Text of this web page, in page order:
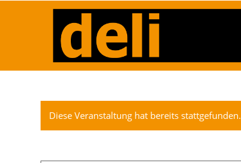
Diese Veranstaltung hat bereits stattgefunden.